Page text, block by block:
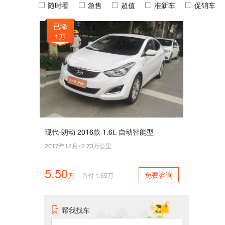
随时看 急售 超值 准新车 促销车
已降
1万
现代-朗动 5042款 4.2L 自动智能型
5046年45月 /5.63万公里
5.50万 首付 1.65万 免费咨询
帮我找车